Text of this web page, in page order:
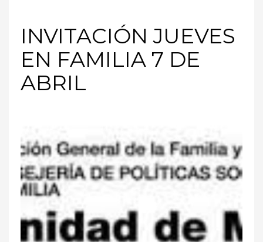
INVITACIÓN JUEVES
EN FAMILIA 7 DE
ABRIL